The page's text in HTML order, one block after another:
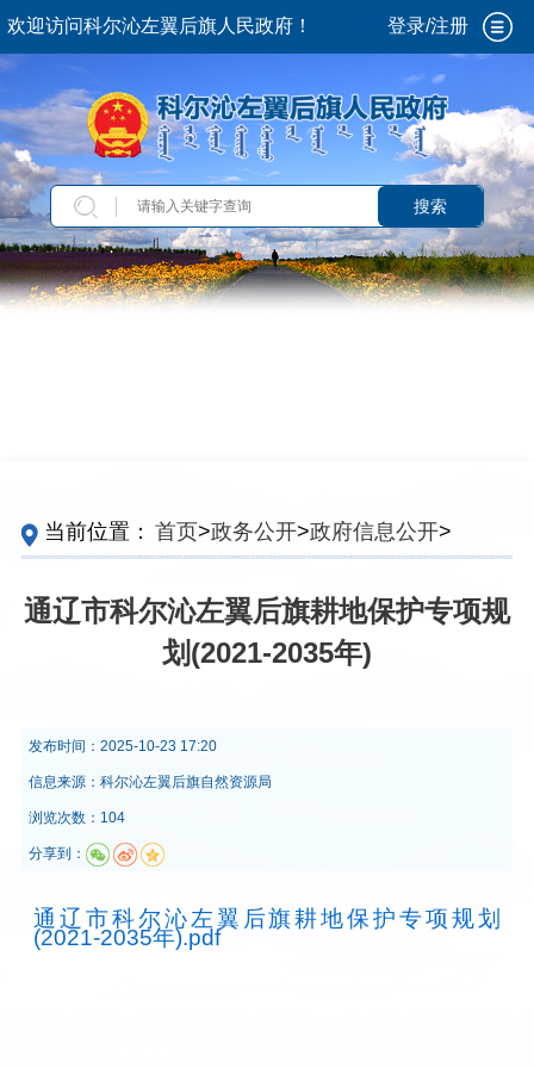
欢迎访问科尔沁左翼后旗人民政府！ 登录/注册
搜索
当前位置： 首页>政务公开>政府信息公开>
定主动公开内容>规划计划>专项规划
通辽市科尔沁左翼后旗耕地保护专项规
划(2021-2035年)
发布时间： 2025-10-23 17:20
信息来源： 科尔沁左翼后旗自然资源局
浏览次数：104
分享到：
通辽市科尔沁左翼后旗耕地保护专项规划
(2021-2035年).pdf